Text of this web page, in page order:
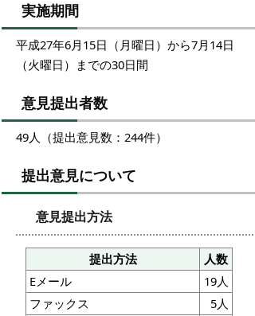
実施期間
平成27年6月15日（月曜日）から7月14日
（火曜日）までの30日間
意見提出者数
49人（提出意見数：244件）
提出意見について
意見提出方法
提出方法
人数
Eメール
19人
ファックス
5人